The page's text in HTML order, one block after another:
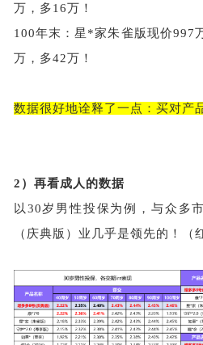
万，多16万！
100年末：星*家朱雀版现价997
万，多42万！
数据很好地诠释了一点：买对产
2） 再看成人的数据
以 30岁男性投保为例，与众多
（庆典版）业几乎是领先的！（